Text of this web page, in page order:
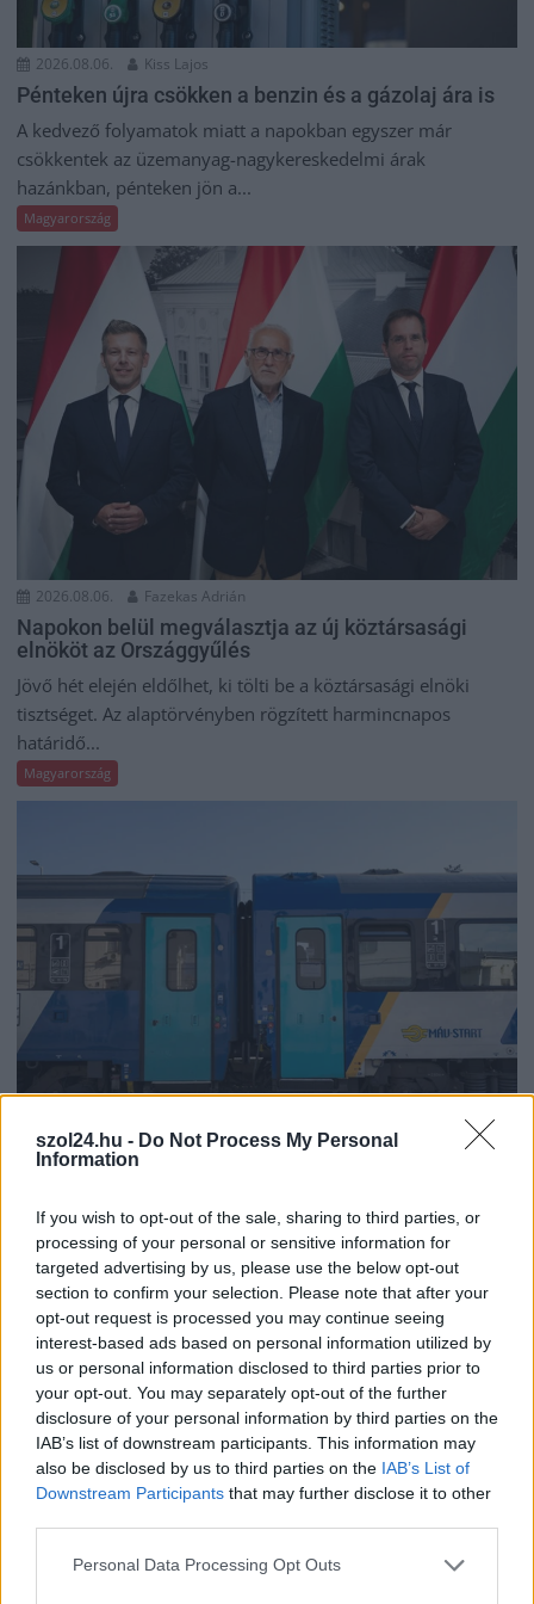
szol24.hu - Do Not Process My Personal
Information
If you wish to opt-out of the sale, sharing to third parties, or
processing of your personal or sensitive information for
targeted advertising by us, please use the below opt-out
section to confirm your selection. Please note that after your
opt-out request is processed you may continue seeing
interest-based ads based on personal information utilized by
us or personal information disclosed to third parties prior to
your opt-out. You may separately opt-out of the further
disclosure of your personal information by third parties on the
IAB’s list of downstream participants. This information may
also be disclosed by us to third parties on the IAB’s List of
Downstream Participants that may further disclose it to other
Please note that this website/app uses one or more Google
Personal Data Processing Opt Outs
2026.08.06. Kiss Lajos
Pénteken újra csökken a benzin és a gázolaj ára is
A kedvező folyamatok miatt a napokban egyszer már
csökkentek az üzemanyag-nagykereskedelmi árak
hazánkban, pénteken jön a...
Magyarország
2026.08.06. Fazekas Adrián
Napokon belül megválasztja az új köztársasági
elnököt az Országgyűlés
Jövő hét elején eldőlhet, ki tölti be a köztársasági elnöki
tisztséget. Az alaptörvényben rögzített harmincnapos
határidő...
Magyarország
2026.08.06. Horváth Zsolt
Akik csütörtök reggel a Szolnok és Kecskemét közötti
vasútvonalon tervezték az utazásukat, azoknak érdemes volt
indulás...
Magyarország